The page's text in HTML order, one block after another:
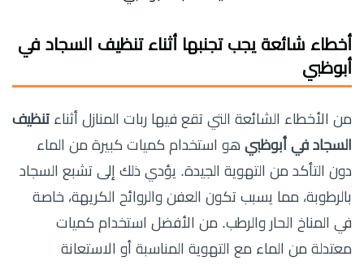
أخطاء شائعة يجب تجنبها أثناء تنظيف السجاد في
أبوظبي
من الأخطاء الشائعة التي تقع فيها ربات المنازل أثناء تنظيف
السجاد في أبوظبي هو استخدام كميات كبيرة من الماء
دون التأكد من التهوية الجيدة. يؤدي ذلك إلى تشبع السجاد
بالرطوبة، مما يسبب تكون العفن والروائح الكريهة، خاصة
في المناخ الحار والرطب. من الأفضل استخدام كميات
معتدلة من الماء مع التهوية المناسبة أو الاستعانة